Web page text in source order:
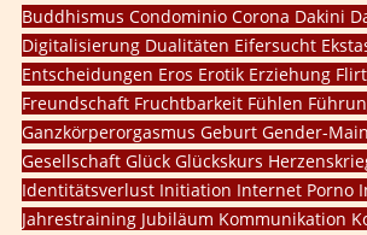
Buddhismus Condominio Corona Dakini
Digitalisierung Dualitäten Eifersucht
Entscheidungen Eros Erotik Erziehung
Freundschaft Fruchtbarkeit Fühlen
Ganzkörperorgasmus Geburt Gender-
Gesellschaft Glück Glückskurs
Identitätsverlust Initiation Internet Porno
Jahrestraining Jubiläum Kommunikation